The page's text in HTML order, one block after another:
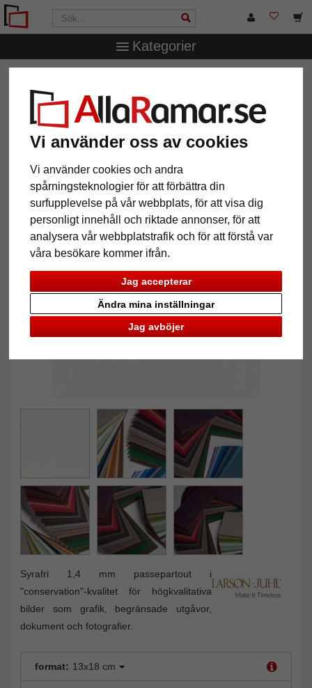
Vi använder oss av cookies
Vi använder cookies och andra
spårningsteknologier för att förbättra din
surfupplevelse på vår webbplats, för att visa dig
personligt innehåll och riktade annonser, för att
analysera vår webbplatstrafik och för att förstå var
våra besökare kommer ifrån.
Jag accepterar
Jag avböjer
Ändra mina inställningar
Kategorier
passepartout efter mått
1,4 mm "Artique" passepartout
efter mått
Pictures
Syrafri 1,4 mm passepartout i
"conservation"-kvalitet för högkvalitativa
bilder som grafik, begränsade utgåvor,
dokument och fotografier.
format: 13x18 cm